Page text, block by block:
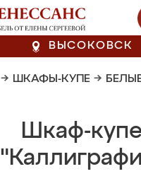
ВЫСОКОВСК
→ ШКАФЫ-КУПЕ →
Шкаф-